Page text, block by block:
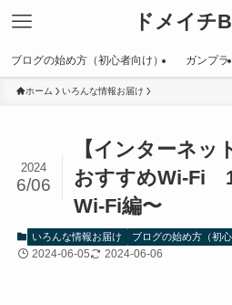
ドメイチ
ブログの始め方（初心者向け） ガンプラ
ホーム いろんな情報お届け
【インターネ
おすすめWi-Fi
Wi-Fi編〜
2024
6/06
いろんな情報お届け ブログの始め方（初心
2024-06-05 2024-06-06